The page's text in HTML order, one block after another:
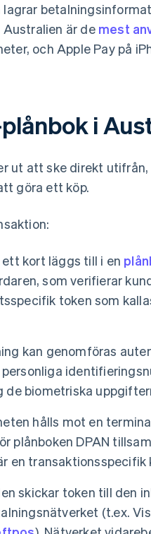
är de mest
och Apple Pay på
i
ut att ske direkt
göra ett köp.
ett kort läggs till i en
som verifierar
token som
kan genomföras
de biometriska
hålls mot en
plånboken DPAN
en transaktionsspecifik
skickar token till den
(t.ex.